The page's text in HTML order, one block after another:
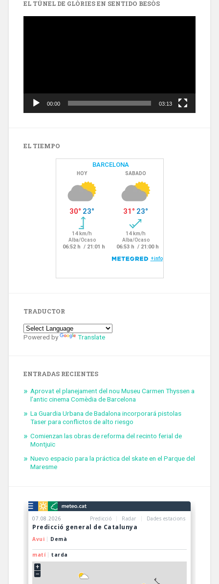
EL TÚNEL DE GLÒRIES EN SENTIDO BESÒS
00:00 03:13
EL TIEMPO
TRADUCTOR
Powered by Translate
ENTRADAS RECIENTES
Aprovat el planejament del nou Museu Carmen Thyssen a
l’antic cinema Comèdia de Barcelona
La Guardia Urbana de Badalona incorporará pistolas
Taser para conflictos de alto riesgo
Comienzan las obras de reforma del recinto ferial de
Montjuïc
Nuevo espacio para la práctica del skate en el Parque del
Maresme